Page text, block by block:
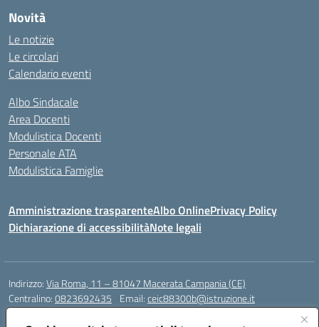
Novità
Le notizie
Le circolari
Calendario eventi
Albo Sindacale
Area Docenti
Modulistica Docenti
Personale ATA
Modulistica Famiglie
Amministrazione trasparenteAlbo OnlinePrivacy Policy
Dichiarazione di accessibilitàNote legali
Indirizzo:Via Roma, 11 – 81047 Macerata Campania (CE)
Centralino:0823692435 Email:ceic88300b@istruzione.it
Posta elettronica certificata (PEC):